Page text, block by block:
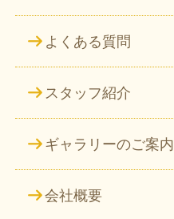
よくある質問
スタッフ紹介
ギャラリーのご案内
会社概要